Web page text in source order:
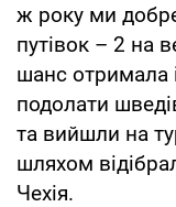
ж року ми
путівок – 2 на
шанс отримала
подолати
та вийшли на
шляхом
Чехія.